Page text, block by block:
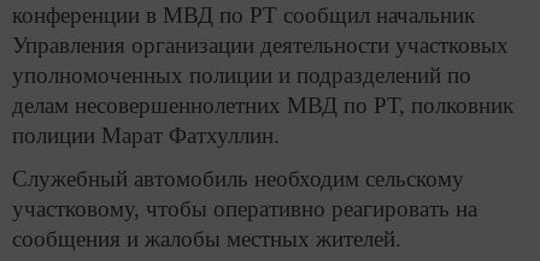
конференции в МВД по РТ сообщил начальник
Управления организации деятельности участковых
уполномоченных полиции и подразделений по
делам несовершеннолетних МВД по РТ, полковник
полиции Марат Фатхуллин.
Служебный автомобиль необходим сельскому
участковому, чтобы оперативно реагировать на
сообщения и жалобы местных жителей.